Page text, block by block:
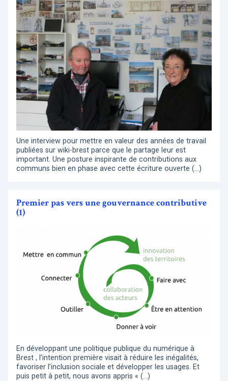
Une interview pour mettre en valeur des années de travail
publiées sur wiki-brest parce que le partage leur est
important. Une posture inspirante de contributions aux
communs bien en phase avec cette écriture ouverte (…)
Premier pas vers une gouvernance contributive
(1)
En développant une politique publique du numérique à
Brest , l’intention première visait à réduire les inégalités,
favoriser l’inclusion sociale et développer les usages. Et
puis petit à petit, nous avons appris « (…)